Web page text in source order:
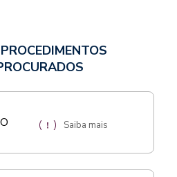
Saiba mais